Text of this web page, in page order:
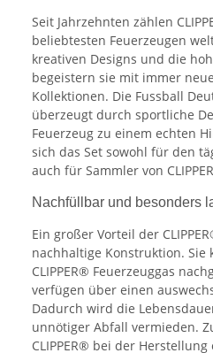
Seit Jahrzehnten zählen
beliebtesten Feuerzeugen
kreativen Designs und die
begeistern sie mit immer
Kollektionen. Die Fussball
überzeugt durch sportliche
Feuerzeug zu einem echten
sich das Set sowohl für den
auch für Sammler von
Nachfüllbar und besonders
Ein großer Vorteil der
nachhaltige Konstruktion.
CLIPPER® Feuerzeuggas
verfügen über einen
Dadurch wird die
unnötiger Abfall vermieden.
CLIPPER® bei der